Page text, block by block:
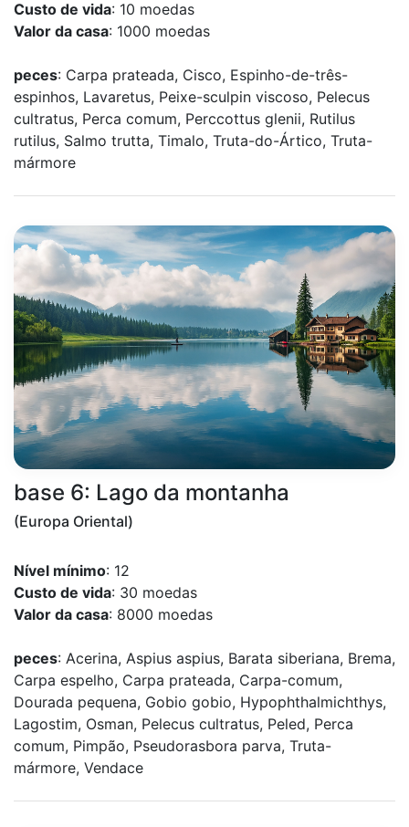
Custo de vida: 10 moedas
Valor da casa: 1000 moedas
peces: Carpa prateada, Cisco, Espinho-de-três-
espinhos, Lavaretus, Peixe-sculpin viscoso, Pelecus
cultratus, Perca comum, Perccottus glenii, Rutilus
rutilus, Salmo trutta, Timalo, Truta-do-Ártico, Truta-
mármore
base 6: Lago da montanha
(Europa Oriental)
Nível mínimo: 12
Custo de vida: 30 moedas
Valor da casa: 8000 moedas
peces: Acerina, Aspius aspius, Barata siberiana, Brema,
Carpa espelho, Carpa prateada, Carpa-comum,
Dourada pequena, Gobio gobio, Hypophthalmichthys,
Lagostim, Osman, Pelecus cultratus, Peled, Perca
comum, Pimpão, Pseudorasbora parva, Truta-
mármore, Vendace